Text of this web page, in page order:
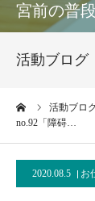
宮前の普
活動ブログ
活動ブロ
no.92「障碍…
2020.08.5 お